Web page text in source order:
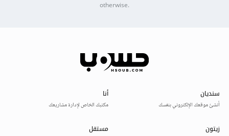
otherwise.